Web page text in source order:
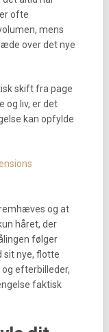
ofte
mens
over det nye
skift fra page
og liv, er det
kan opfylde
og at
håret, der
følger
sit nye, flotte
efterbilleder,
faktisk